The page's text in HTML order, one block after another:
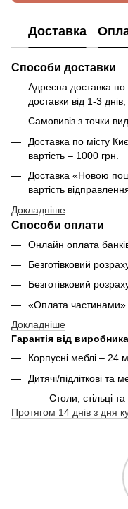
Доставка
Способи доставки
Адресна доставка по
доставки від 1-3 днів;
Самовивіз з точки
Доставка по місту
вартість – 1000 грн.
Доставка «Новою
вартість
Докладніше
Способи оплати
Онлайн оплата
Безготівковий
Безготівковий
«Оплата
Докладніше
Гарантія від
Корпусні меблі – 24
Дитячі/підліткові та
— Столи, стільці та
Протягом 14 днів з дня